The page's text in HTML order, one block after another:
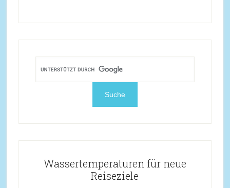
Wassertemperaturen für neue
Reiseziele